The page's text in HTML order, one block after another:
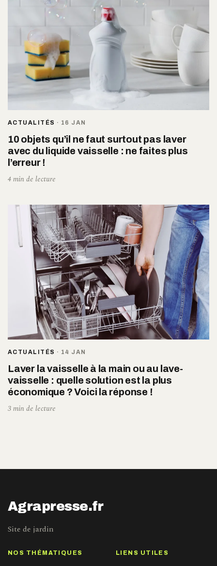
ACTUALITÉS · 16 JAN
10 objets qu’il ne faut surtout pas laver
avec du liquide vaisselle : ne faites plus
l’erreur !
4 min de lecture
ACTUALITÉS · 14 JAN
Laver la vaisselle à la main ou au lave-
vaisselle : quelle solution est la plus
économique ? Voici la réponse !
3 min de lecture
Agrapresse.fr
Site de jardin
NOS THÉMATIQUES LIENS UTILES